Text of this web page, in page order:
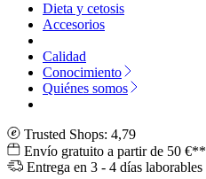
Dieta y cetosis
Accesorios
Calidad
Conocimiento
Quiénes somos
Trusted Shops: 4,79
Envío gratuito a partir de 50 €**
Entrega en 3 - 4 días laborables